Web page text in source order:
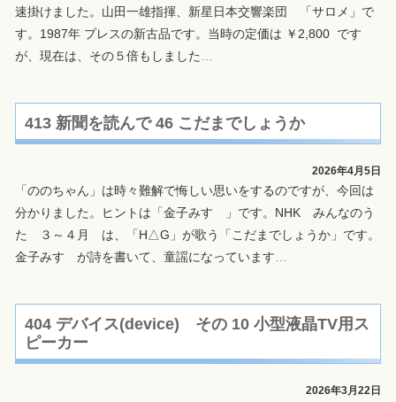
速掛けました。山田一雄指揮、新星日本交響楽団 「サロメ」で
す。1987年 プレスの新古品です。当時の定価は ￥2,800 です
が、現在は、その５倍もしました …
413 新聞を読んで 46 こだまでしょうか
2026年4月5日
「ののちゃん」は時々難解で悔しい思いをするのですが、今回は
分かりました。ヒントは「金子みすゞ」です。NHK みんなのう
た ３～４月 は、「H△G」が歌う「こだまでしょうか」です。
金子みすゞが詩を書いて、童謡になっています…
404 デバイス(device) その 10 小型液晶TV用ス
ピーカー
2026年3月22日